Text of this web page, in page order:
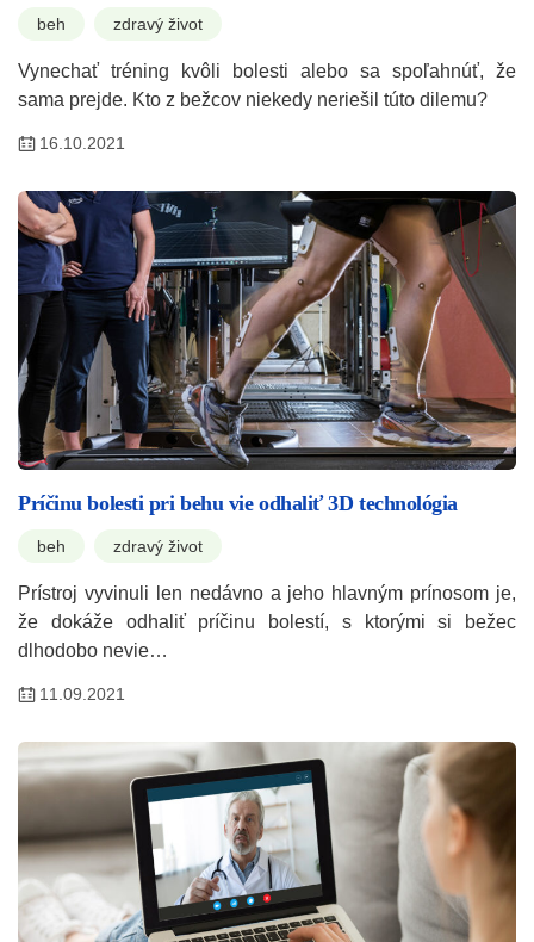
beh zdravý život
Vynechať tréning kvôli bolesti alebo sa spoľahnúť, že
sama prejde. Kto z bežcov niekedy neriešil túto dilemu?
16.10.2021
Príčinu bolesti pri behu vie odhaliť 3D technológia
beh zdravý život
Prístroj vyvinuli len nedávno a jeho hlavným prínosom je,
že dokáže odhaliť príčinu bolestí, s ktorými si bežec
dlhodobo nevie…
11.09.2021